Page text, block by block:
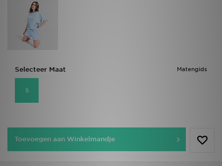
Matengids
Selecteer Maat
S
Toevoegen aan Winkelmandje